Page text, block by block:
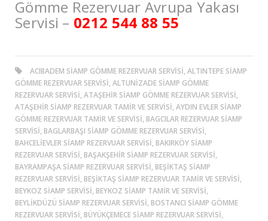
Gömme Rezervuar Avrupa Yakası
Servisi – 0212 544 88 55
ACIBADEM SIAMP GÖMME REZERVUAR SERVISI, ALTINTEPE SIAMP
GÖMME REZERVUAR SERVISI, ALTUNİZADE SIAMP GÖMME
REZERVUAR SERVISI, ATAŞEHIR SIAMP GÖMME REZERVUAR SERVISI,
ATAŞEHIR SIAMP REZERVUAR TAMIR VE SERVISI, AYDIN EVLER SIAMP
GÖMME REZERVUAR TAMIR VE SERVISI, BAGCILAR REZERVUAR SIAMP
SERVISI, BAGLARBAŞI SIAMP GÖMME REZERVUAR SERVISI,
BAHCELIEVLER SIAMP REZERVUAR SERVISI, BAKIRKÖY SIAMP
REZERVUAR SERVISI, BAŞAKŞEHIR SIAMP REZERVUAR SERVISI,
BAYRAMPAŞA SIAMP REZERVUAR SERVISI, BEŞİKTAŞ SIAMP
REZERVUAR SERVISI, BEŞİKTAŞ SIAMP REZERVUAR TAMIR VE SERVISI,
BEYKOZ SIAMP SERVISI, BEYKOZ SIAMP TAMIR VE SERVISI,
BEYLIKDÜZÜ SIAMP REZERVUAR SERVISI, BOSTANCI SIAMP GÖMME
REZERVUAR SERVISI, BÜYÜKÇEMECE SIAMP REZERVUAR SERVISI,